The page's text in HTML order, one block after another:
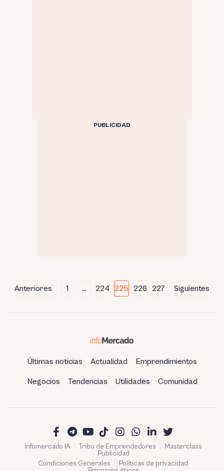
PUBLICIDAD
Paginación
Anteriores 1 … 224 225 226 227 Siguientes
Últimas noticias Actualidad Emprendimientos
Negocios Tendencias Utilidades Comunidad
Infomercado IA Tribu de Emprendedores
Masterclass
Publicidad
Condiciones Generales
Políticas de privacidad